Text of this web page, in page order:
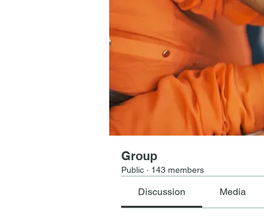
Group
Public · 143 members
Discussion Media